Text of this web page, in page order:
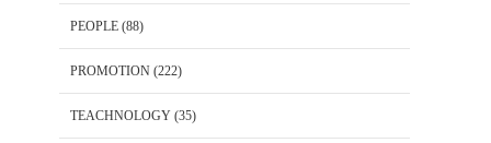
PEOPLE (88)
PROMOTION (222)
TEACHNOLOGY (35)